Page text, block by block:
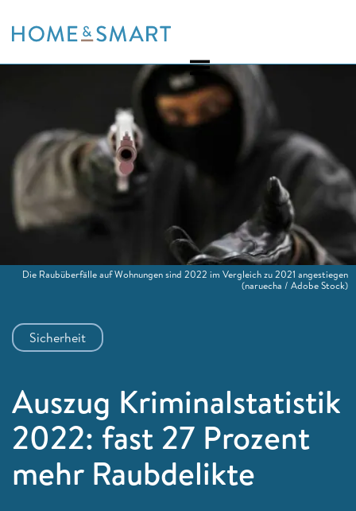
to
Sicherheit
Auszug Kriminalstatistik
2022: fast 27 Prozent
mehr Raubdelikte
Die Raubüberfälle auf Wohnungen sind 2022 im Vergleich zu 2021 angestiegen
(naruecha / Adobe Stock)